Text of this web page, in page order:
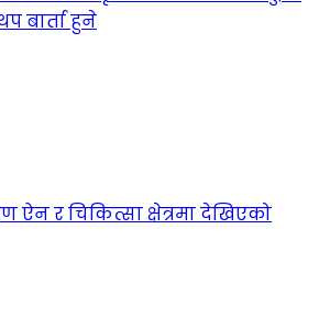
बार्ता हुने
ऐन र चिकित्सा क्षेत्रमा देखिएको